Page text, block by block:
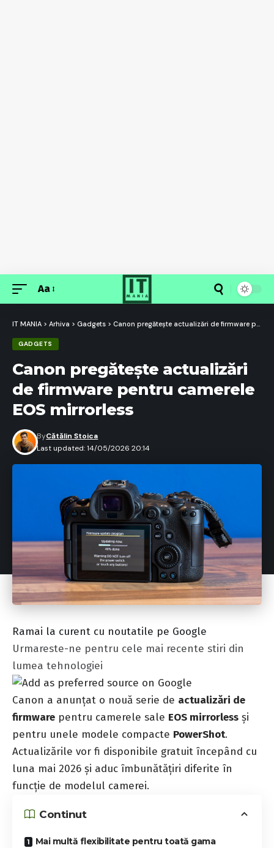
Font
Aa
IT MANIA > Arhiva > Gadgets > Canon pregătește actualizări de firmware pentru camerele EOS mirrorless
GADGETS
Canon pregătește actualizări
de firmware pentru camerele
EOS mirrorless
Last updated: 14/05/2026 20:14
ByCătălin Stoica
Ramai la curent cu noutatile pe Google
Urmareste-ne pentru cele mai recente stiri din
lumea tehnologiei
Canon a anunțat o nouă serie de actualizări de
firmware pentru camerele sale EOS mirrorless și
pentru unele modele compacte PowerShot.
Actualizările vor fi disponibile gratuit începând cu
luna mai 2026 și aduc îmbunătățiri diferite în
funcție de modelul camerei.
Continut
Mai multă flexibilitate pentru toată gama